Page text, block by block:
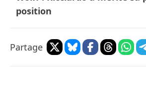
position
Partage